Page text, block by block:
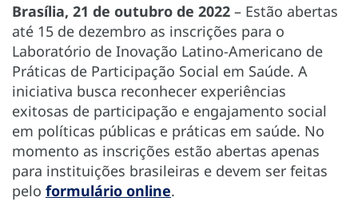
Brasília, 21 de outubro de 2022 – Estão abertas
até 15 de dezembro as inscrições para o
Laboratório de Inovação Latino-Americano de
Práticas de Participação Social em Saúde. A
iniciativa busca reconhecer experiências
exitosas de participação e engajamento social
em políticas públicas e práticas em saúde. No
momento as inscrições estão abertas apenas
para instituições brasileiras e devem ser feitas
pelo formulário online.